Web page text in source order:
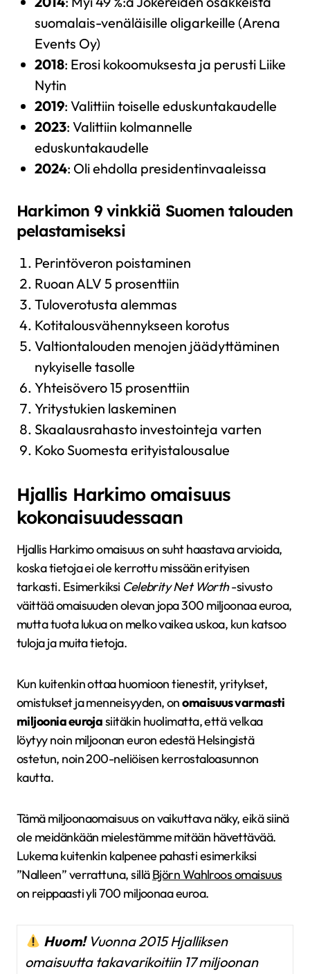
suomalais-venäläisille oligarkeille (Arena
Events Oy)
2018: Erosi kokoomuksesta ja perusti Liike
Nytin
2019: Valittiin toiselle eduskuntakaudelle
2023: Valittiin kolmannelle
eduskuntakaudelle
2024: Oli ehdolla presidentinvaaleissa
Harkimon 9 vinkkiä Suomen talouden
pelastamiseksi
Perintöveron poistaminen
Ruoan ALV 5 prosenttiin
Tuloverotusta alemmas
Kotitalousvähennykseen korotus
Valtiontalouden menojen jäädyttäminen
nykyiselle tasolle
Yhteisövero 15 prosenttiin
Yritystukien laskeminen
Skaalausrahasto investointeja varten
Koko Suomesta erityistalousalue
Hjallis Harkimo omaisuus
kokonaisuudessaan
Hjallis Harkimo omaisuus on suht haastava arvioida,
koska tietoja ei ole kerrottu missään erityisen
tarkasti. Esimerkiksi Celebrity Net Worth-sivusto
väittää omaisuuden olevan jopa 300 miljoonaa euroa,
mutta tuota lukua on melko vaikea uskoa, kun katsoo
tuloja ja muita tietoja.
Kun kuitenkin ottaa huomioon tienestit, yritykset,
omistukset ja menneisyyden, onomaisuus varmasti
miljoonia eurojasiitäkin huolimatta, että velkaa
löytyy noin miljoonan euron edestä Helsingistä
ostetun, noin 200-neliöisen kerrostaloasunnon
kautta.
Tämä miljoonaomaisuus on vaikuttava näky, eikä siinä
ole meidänkään mielestämme mitään hävettävää.
Lukema kuitenkin kalpenee pahasti esimerkiksi
”Nalleen” verrattuna, silläBjörn Wahlroos omaisuus
on reippaasti yli 700 miljoonaa euroa.
Huom!Vuonna 2015 Hjalliksen
omaisuutta takavarikoitiin 17 miljoonan